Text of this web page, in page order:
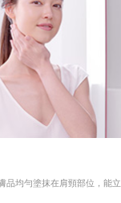
品均勻塗抹在肩頸部位，能立